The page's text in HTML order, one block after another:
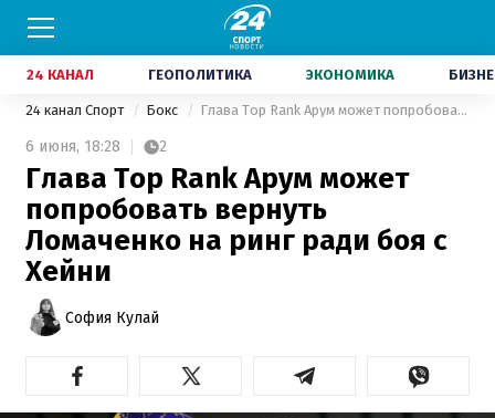
24 КАНАЛ ГЕОПОЛИТИКА ЭКОНОМИКА
24 канал Спорт Бокс Глава Top Rank Арум может попробовать вернуть Ломаченко на ринг ради боя с Хейни
6 июня, 18:28 2
Глава Top Rank Арум может
попробовать вернуть
Ломаченко на ринг ради боя с
Хейни
София Кулай